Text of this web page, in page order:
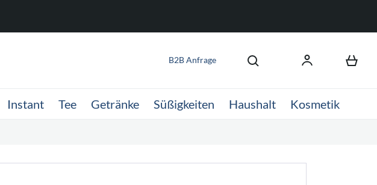
B2B Anfrage
Instant Tee Getränke Süßigkeiten Haushalt Kosmetik